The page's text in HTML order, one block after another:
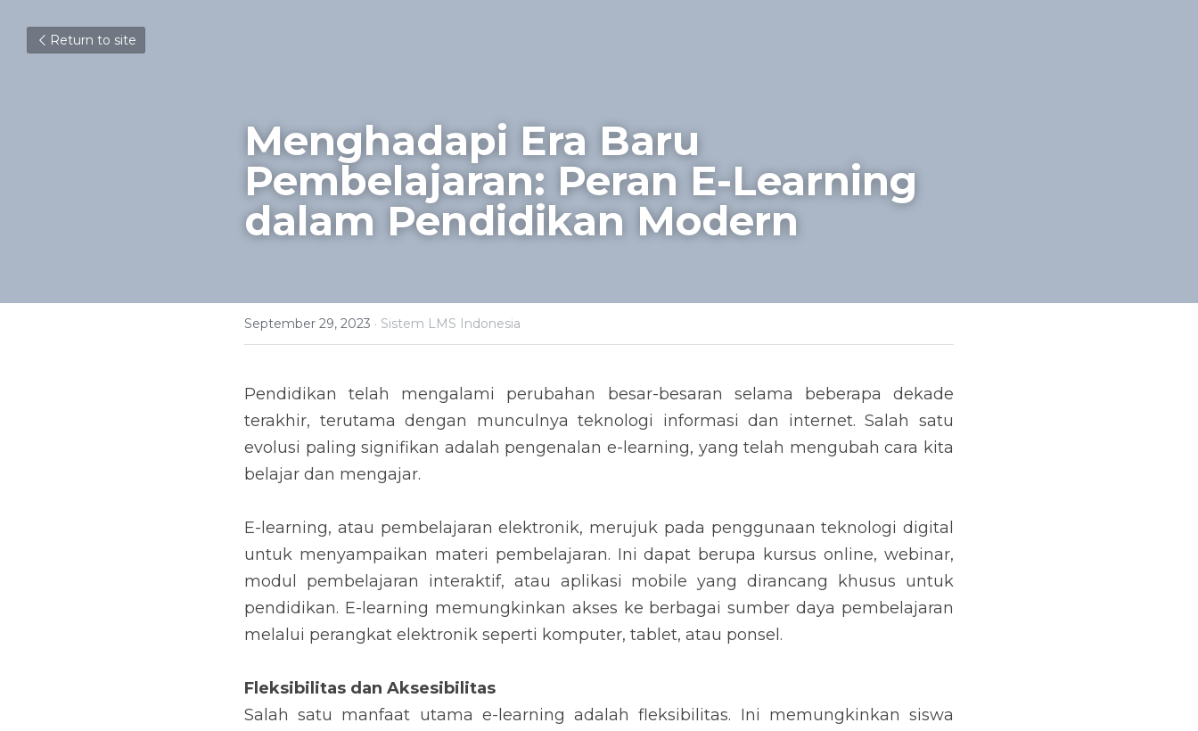
Return to site
Menghadapi Era Baru
Pembelajaran: Peran E-Learning
dalam Pendidikan Modern
September 29, 2023 · Sistem LMS Indonesia
Pendidikan telah mengalami perubahan besar-besaran selama beberapa dekade
terakhir, terutama dengan munculnya teknologi informasi dan internet. Salah satu
evolusi paling signifikan adalah pengenalan e-learning, yang telah mengubah cara kita
belajar dan mengajar.
E-learning, atau pembelajaran elektronik, merujuk pada penggunaan teknologi digital
untuk menyampaikan materi pembelajaran. Ini dapat berupa kursus online, webinar,
modul pembelajaran interaktif, atau aplikasi mobile yang dirancang khusus untuk
pendidikan. E-learning memungkinkan akses ke berbagai sumber daya pembelajaran
melalui perangkat elektronik seperti komputer, tablet, atau ponsel.
Fleksibilitas dan Aksesibilitas
Salah satu manfaat utama e-learning adalah fleksibilitas. Ini memungkinkan siswa